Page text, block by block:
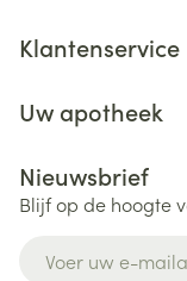
Klantenservice
Uw apotheek
Nieuwsbrief
Blijf op de hoogte